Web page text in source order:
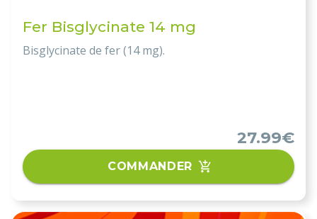
Fer Bisglycinate 14 mg
Bisglycinate de fer (14 mg).
27.99€
COMMANDER